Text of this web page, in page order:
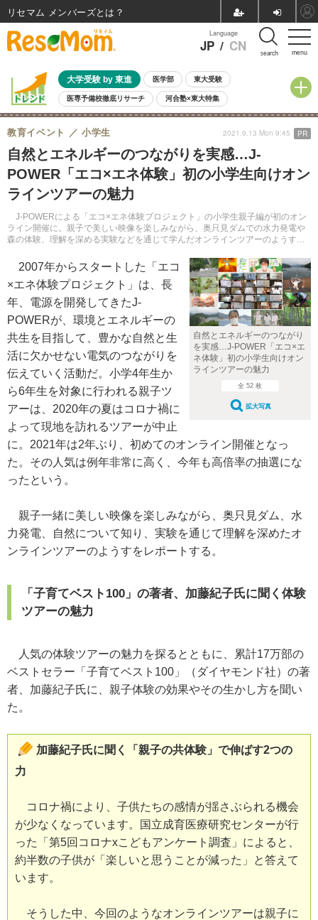
menu
Language
JP / CN search
大学受験 by 東進 医学部 東大受験
医専予備校徹底リサーチ 河合塾×東大特集
親子で考える大学選び 高校受験 中学受験 小学校受験
共通テスト 夏休み
8月開催イベント・WS 全国公立高校 過去問 人気記事
自由研究教材（小学生向け） 自由研究教材（中学生向け） ランキング
自然とエネルギーのつながりを実感…J-
POWER「エコ×エネ体験」初の小学生向けオン
ラインツアーの魅力
J-POWERによる「エコ×エネ体験プロジェクト」の小学生親子編が初のオン
ライン開催に。親子で美しい映像を楽しみながら、奥只見ダムでの水力発電や
森の体験、理解を深める実験などを通じて学んだオンラインツアーのようすを
教育イベント 小学生 2021.9.13 Mon 9:45 PR
自然とエネルギーのつながり
を実感…J-POWER「エコ×エ
ネ体験」初の小学生向けオン
ラインツアーの魅力
全 52 枚
拡大写真
2007年からスタートした「エコ
×エネ体験プロジェクト」は、長
年、電源を開発してきたJ-
POWERが、環境とエネルギーの
共生を目指して、豊かな自然と生
活に欠かせない電気のつながりを
伝えていく活動だ。小学4年生か
ら6年生を対象に行われる親子ツ
アーは、2020年の夏はコロナ禍に
よって現地を訪れるツアーが中止
に。2021年は2年ぶり、初めてのオンライン開催となっ
た。その人気は例年非常に高く、今年も高倍率の抽選にな
ったという。
親子一緒に美しい映像を楽しみながら、奥只見ダム、水
力発電、自然について知り、実験を通じて理解を深めたオ
ンラインツアーのようすをレポートする。
「子育てベスト100」の著者、加藤紀子氏に聞く体験
ツアーの魅力
人気の体験ツアーの魅力を探るとともに、累計17万部の
ベストセラー「子育てベスト100」（ダイヤモンド社）の著
者、加藤紀子氏に、親子体験の効果やその生かし方を聞い
た。
加藤紀子氏に聞く「親子の共体験」で伸ばす2つの
力
コロナ禍により、子供たちの感情が揺さぶられる機会
が少なくなっています。国立成育医療研究センターが行
った「第5回コロナxこどもアンケート調査」によると、
約半数の子供が「楽しいと思うことが減った」と答えて
います。
そうした中、今回のようなオンラインツアーは親子に
リセマム メンバーズ